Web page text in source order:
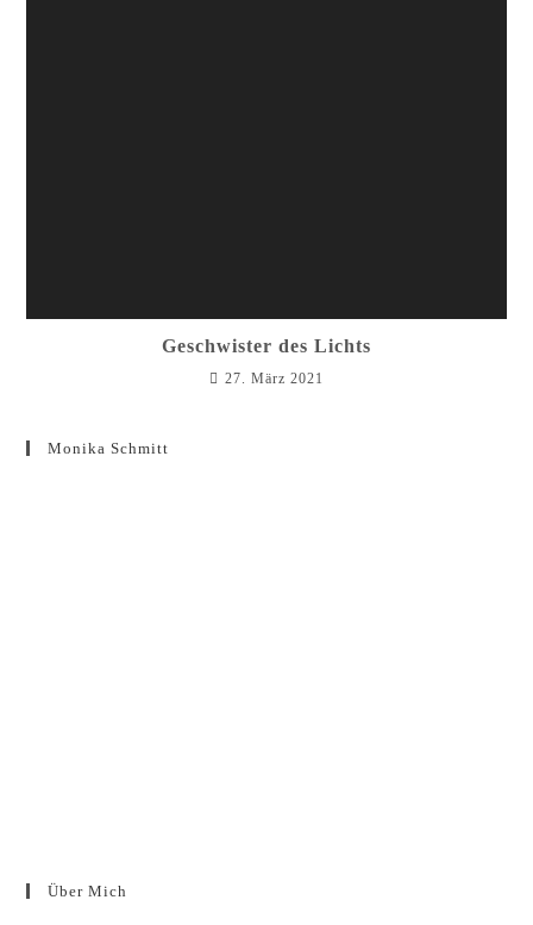
Geschwister des Lichts
27. März 2021
Monika Schmitt
Über Mich